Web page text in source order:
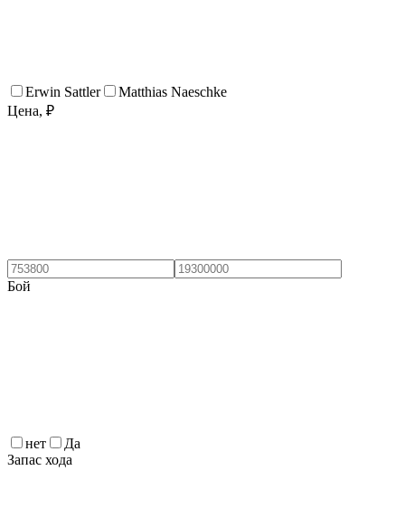
Erwin Sattler
Matthias Naeschke
Цена, ₽
Бой
нет
Да
Запас хода